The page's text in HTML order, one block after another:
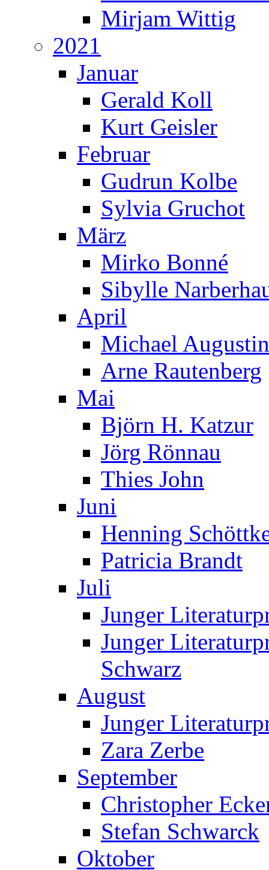
Mirjam Wittig
2021
Januar
Gerald Koll
Kurt Geisler
Februar
Gudrun Kolbe
Sylvia Gruchot
März
Mirko Bonné
Sibylle
April
Michael Augustin
Arne Rautenberg
Mai
Björn H. Katzur
Jörg Rönnau
Thies John
Juni
Henning
Patricia Brandt
Juli
Junger
Junger
Schwarz
August
Junger
Zara Zerbe
September
Christopher
Stefan Schwarck
Oktober